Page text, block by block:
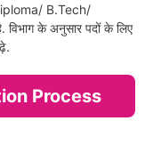
B.Tech/
के अनुसार पदों के लिए
Process